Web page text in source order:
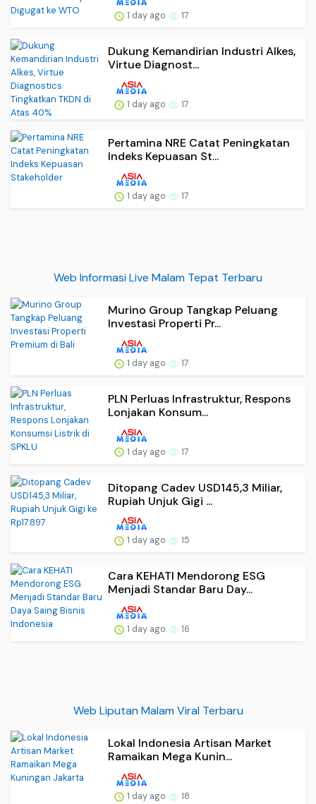
1 day ago 17
Dukung Kemandirian Industri Alkes,
Virtue Diagnost...
1 day ago 17
Pertamina NRE Catat Peningkatan
Indeks Kepuasan St...
1 day ago 17
Web Informasi Live Malam Tepat Terbaru
Murino Group Tangkap Peluang
Investasi Properti Pr...
1 day ago 17
PLN Perluas Infrastruktur, Respons
Lonjakan Konsum...
1 day ago 17
Ditopang Cadev USD145,3 Miliar,
Rupiah Unjuk Gigi ...
1 day ago 15
Cara KEHATI Mendorong ESG
Menjadi Standar Baru Day...
1 day ago 16
Web Liputan Malam Viral Terbaru
Lokal Indonesia Artisan Market
Ramaikan Mega Kunin...
1 day ago 18